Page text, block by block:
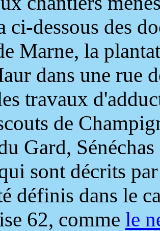
ci-dessous des
Marne, la
dans une rue
travaux
de
Gard,
sont décrits
définis dans le
62, comme le